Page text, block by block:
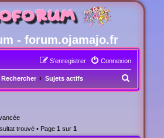
- forum.ojamajo.fr
Connexion
S’enregistrer
Rechercher Sujets actifs
e
e
trouvé • Page1 sur1